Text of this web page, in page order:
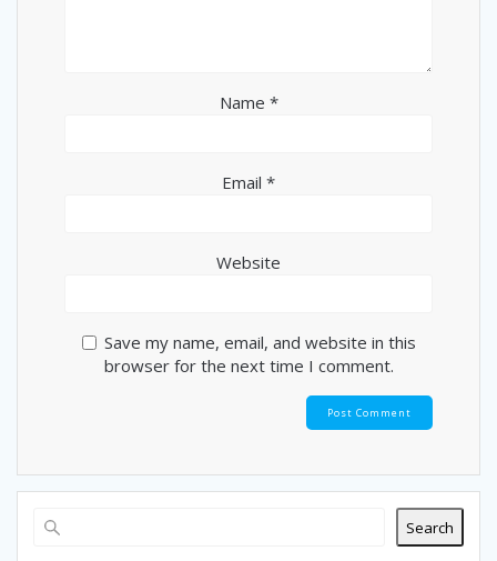
Name *
Email *
Website
Save my name, email, and website in this
browser for the next time I comment.
Search